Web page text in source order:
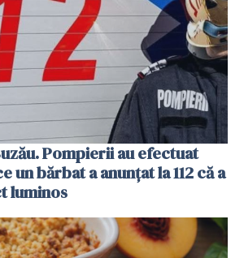
Pompierii au efectuat
un bărbat a anunțat la 112 că a
luminos